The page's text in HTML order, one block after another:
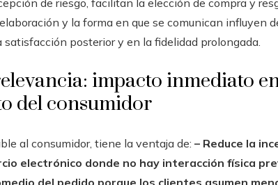
de riesgo, facilitan la elección de compra y
y la forma en que se comunican influyen
posterior y en la fidelidad prolongada.
impacto inmediato
del consumidor
al consumidor, tiene la ventaja de: – Reduce la
electrónico donde no hay interacción física